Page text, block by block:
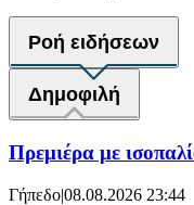
Ροή ειδήσεων
Δημοφιλή
Πρεμιέρα με
Γήπεδο|08.08.2026 23:44